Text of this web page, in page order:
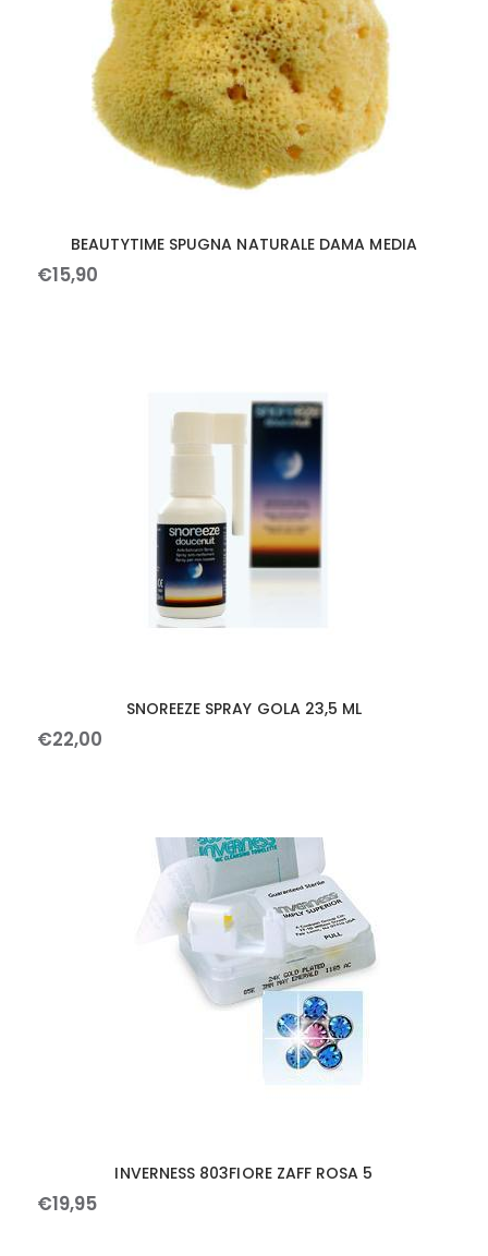
BEAUTYTIME SPUGNA NATURALE DAMA MEDIA
€15,90
SNOREEZE SPRAY GOLA 23,5 ML
€22,00
INVERNESS 803FIORE ZAFF ROSA 5
€19,95